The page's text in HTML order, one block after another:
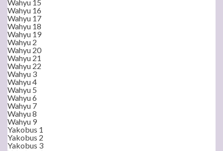
Wahyu 15
Wahyu 16
Wahyu 17
Wahyu 18
Wahyu 19
Wahyu 2
Wahyu 20
Wahyu 21
Wahyu 22
Wahyu 3
Wahyu 4
Wahyu 5
Wahyu 6
Wahyu 7
Wahyu 8
Wahyu 9
Yakobus 1
Yakobus 2
Yakobus 3